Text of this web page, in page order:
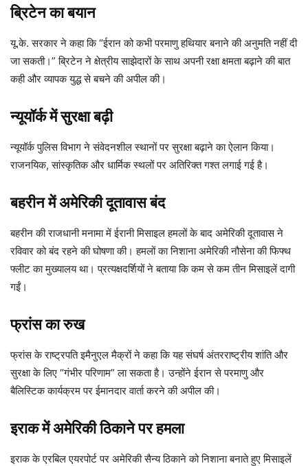
ब्रिटेन का बयान
यू.के. सरकार ने कहा कि “ईरान को कभी परमाणु हथियार बनाने की अनुमति नहीं दी
जा सकती।” ब्रिटेन ने क्षेत्रीय साझेदारों के साथ अपनी रक्षा क्षमता बढ़ाने की बात
कही और व्यापक युद्ध से बचने की अपील की।
न्यूयॉर्क में सुरक्षा बढ़ी
न्यूयॉर्क पुलिस विभाग ने संवेदनशील स्थानों पर सुरक्षा बढ़ाने का ऐलान किया।
राजनयिक, सांस्कृतिक और धार्मिक स्थलों पर अतिरिक्त गश्त लगाई गई है।
बहरीन में अमेरिकी दूतावास बंद
बहरीन की राजधानी मनामा में ईरानी मिसाइल हमलों के बाद अमेरिकी दूतावास ने
रविवार को बंद रहने की घोषणा की। हमलों का निशाना अमेरिकी नौसेना की फिफ्थ
फ्लीट का मुख्यालय था। प्रत्यक्षदर्शियों ने बताया कि कम से कम तीन मिसाइलें दागी
गईं।
फ्रांस का रुख
फ्रांस के राष्ट्रपति इमैनुएल मैक्रों ने कहा कि यह संघर्ष अंतरराष्ट्रीय शांति और
सुरक्षा के लिए “गंभीर परिणाम” ला सकता है। उन्होंने ईरान से परमाणु और
बैलिस्टिक कार्यक्रम पर ईमानदार वार्ता करने की अपील की।
इराक में अमेरिकी ठिकाने पर हमला
इराक के एरबिल एयरपोर्ट पर अमेरिकी सैन्य ठिकाने को निशाना बनाते हुए मिसाइलें